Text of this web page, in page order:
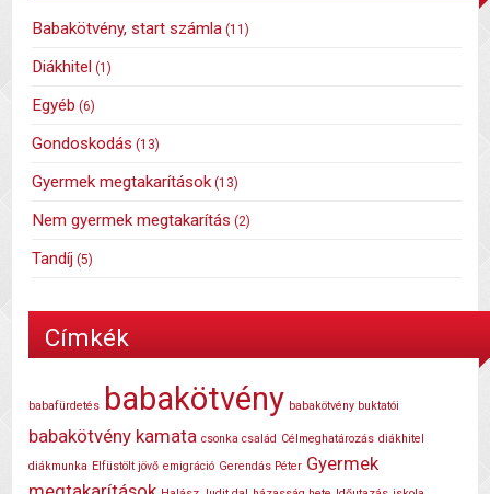
Babakötvény, start számla (11)
Diákhitel (1)
Egyéb (6)
Gondoskodás (13)
Gyermek megtakarítások (13)
Nem gyermek megtakarítás (2)
Tandíj (5)
Címkék
babafürdetés babakötvény babakötvény buktatói
babakötvény kamata csonka család Célmeghatározás diákhitel
diákmunka Elfüstölt jövő emigráció Gerendás Péter Gyermek